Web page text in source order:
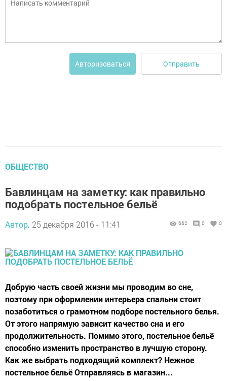
Авторизоваться Отправить
ОБЩЕСТВО
Бавлинцам на заметку: как правильно
подобрать постельное бельё
Автор, 25 декабря 2016 - 11:41 662 0 0
Добрую часть своей жизни мы проводим во сне,
поэтому при оформлении интерьера спальни стоит
позаботиться о грамотном подборе постельного белья.
От этого напрямую зависит качество сна и его
продолжительность. Помимо этого, постельное бельё
способно изменить пространство в лучшую сторону.
Как же выбрать подходящий комплект? Нежное
постельное бельё Отправляясь в магазин...